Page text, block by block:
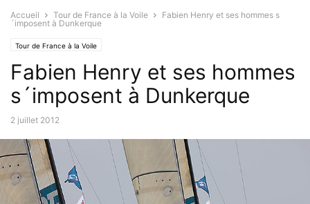
Accueil Tour de France à la Voile
Fabien Henry et ses hommes s
´imposent à Dunkerque
Tour de France à la Voile
Fabien Henry et ses hommes
s´imposent à Dunkerque
2 juillet 2012